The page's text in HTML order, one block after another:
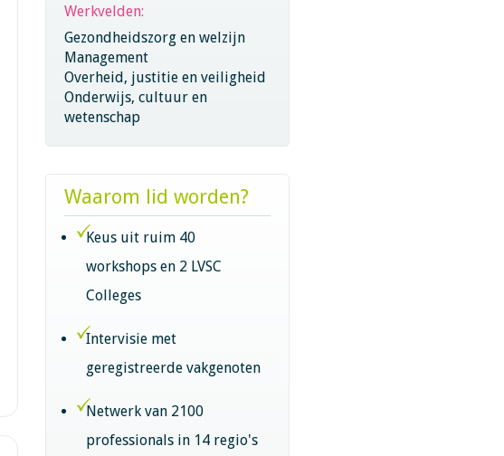
Werkvelden:
Gezondheidszorg en welzijn
Management
Overheid, justitie en veiligheid
Onderwijs, cultuur en
wetenschap
Waarom lid worden?
Keus uit ruim 40
workshops en 2 LVSC
Colleges
Intervisie met
geregistreerde vakgenoten
Netwerk van 2100
professionals in 14 regio's